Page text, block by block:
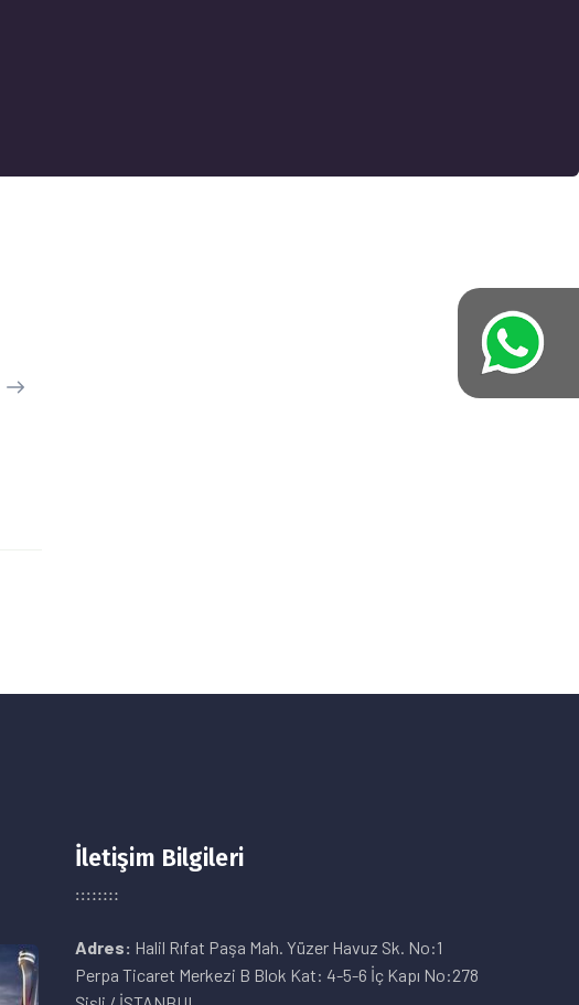
İletişim Bilgileri
Adres: Halil Rıfat Paşa Mah. Yüzer Havuz Sk. No:1
Perpa Ticaret Merkezi B Blok Kat: 4-5-6 İç Kapı No:278